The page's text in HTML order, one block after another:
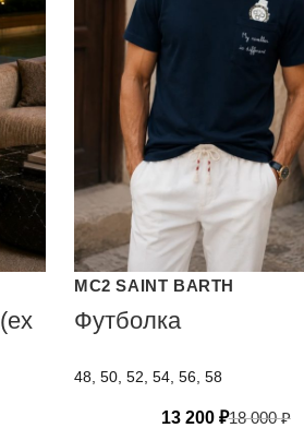
MC2 SAINT BARTH
Футболка
48, 50, 52, 54, 56, 58
13 200 ₽18 000₽